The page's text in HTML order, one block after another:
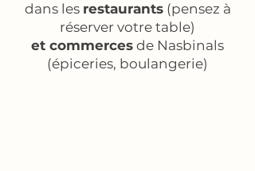
dans les restaurants(pensez à
réserver votre table)
et commerces de Nasbinals
(épiceries, boulangerie)​